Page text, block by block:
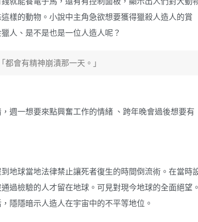
樣的動物。小說中主角急欲想要獲得獵殺人造人的賞
人、是不是也是一位人造人呢？
會有精神崩潰那一天。」
週一想要來點興奮工作的情緒 、跨年晚會過後想要有
地球當地法律禁止讓死者復生的時間倒流術。在當時
過檢驗的人才留在地球。可見對現今地球的全面絕望。
隱隱暗示人造人在宇宙中的不平等地位。